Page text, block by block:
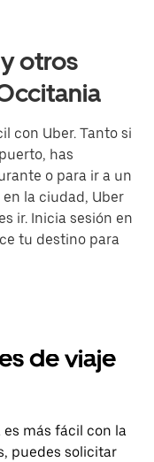
otros
con Uber. Tanto si
has
o para ir a un
la ciudad, Uber
ir. Inicia sesión en
tu destino para
de viaje
más fácil con la
puedes solicitar